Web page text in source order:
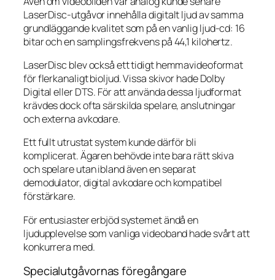
LaserDisc-utgåvor innehålla digitalt ljud av samma
grundläggande kvalitet som på en vanlig ljud-cd: 16
bitar och en samplingsfrekvens på 44,1 kilohertz.
LaserDisc blev också ett tidigt hemmavideoformat
för flerkanaligt bioljud. Vissa skivor hade Dolby
Digital eller DTS. För att använda dessa ljudformat
krävdes dock ofta särskilda spelare, anslutningar
och externa avkodare.
Ett fullt utrustat system kunde därför bli
komplicerat. Ägaren behövde inte bara rätt skiva
och spelare utan ibland även en separat
demodulator, digital avkodare och kompatibel
förstärkare.
För entusiaster erbjöd systemet ändå en
ljudupplevelse som vanliga videoband hade svårt att
konkurrera med.
Specialutgåvornas föregångare